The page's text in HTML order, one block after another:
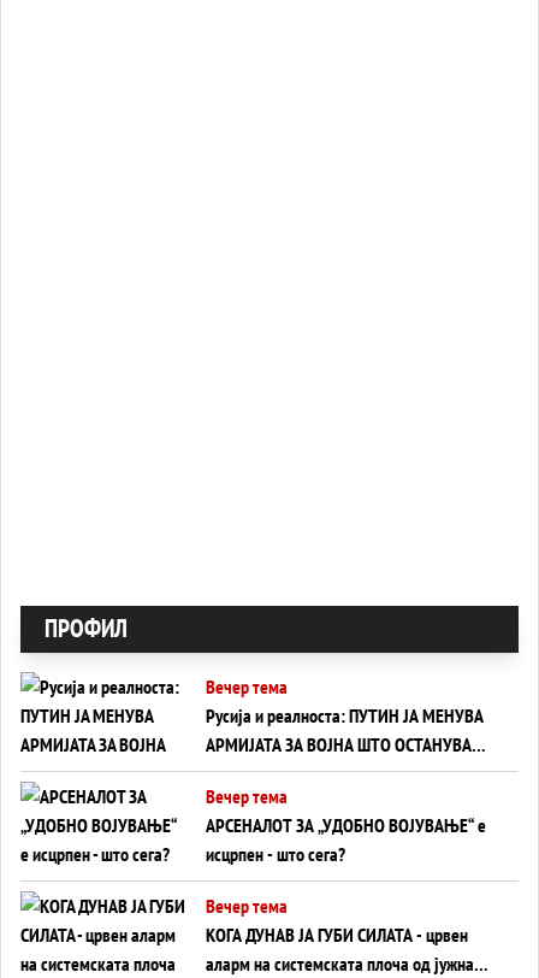
ПРОФИЛ
Вечер тема
Русија и реалноста: ПУТИН ЈА МЕНУВА
АРМИЈАТА ЗА ВОЈНА ШТО ОСТАНУВА
БЕЗ ФРОНТ
Вечер тема
АРСЕНАЛОТ ЗА „УДОБНО ВОЈУВАЊЕ“ е
исцрпен - што сега?
Вечер тема
КОГА ДУНАВ ЈА ГУБИ СИЛАТА - црвен
аларм на системската плоча од јужна